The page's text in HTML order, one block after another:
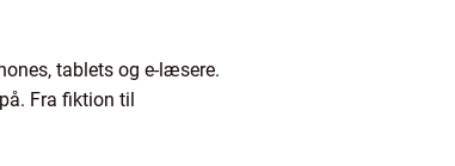
tablets og e-læsere.
Fra fiktion til